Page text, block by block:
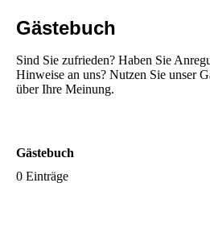
Gästebuch
Sind Sie zufrieden? Haben Sie
Hinweise an uns? Nutzen Sie unser
über Ihre Meinung.
Gästebuch
0 Einträge